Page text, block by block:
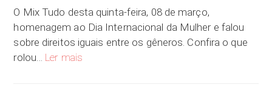
O Mix Tudo desta quinta-feira, 08 de março,
homenagem ao Dia Internacional da Mulher e falou
sobre direitos iguais entre os gêneros. Confira o que
rolou… Ler mais